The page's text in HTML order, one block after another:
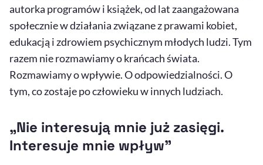
autorka programów i książek, od lat zaangażowana
społecznie w działania związane z prawami kobiet,
edukacją i zdrowiem psychicznym młodych ludzi. Tym
razem nie rozmawiamy o krańcach świata.
Rozmawiamy o wpływie. O odpowiedzialności. O
tym, co zostaje po człowieku w innych ludziach.
„Nie interesują mnie już zasięgi.
Interesuje mnie wpływ”